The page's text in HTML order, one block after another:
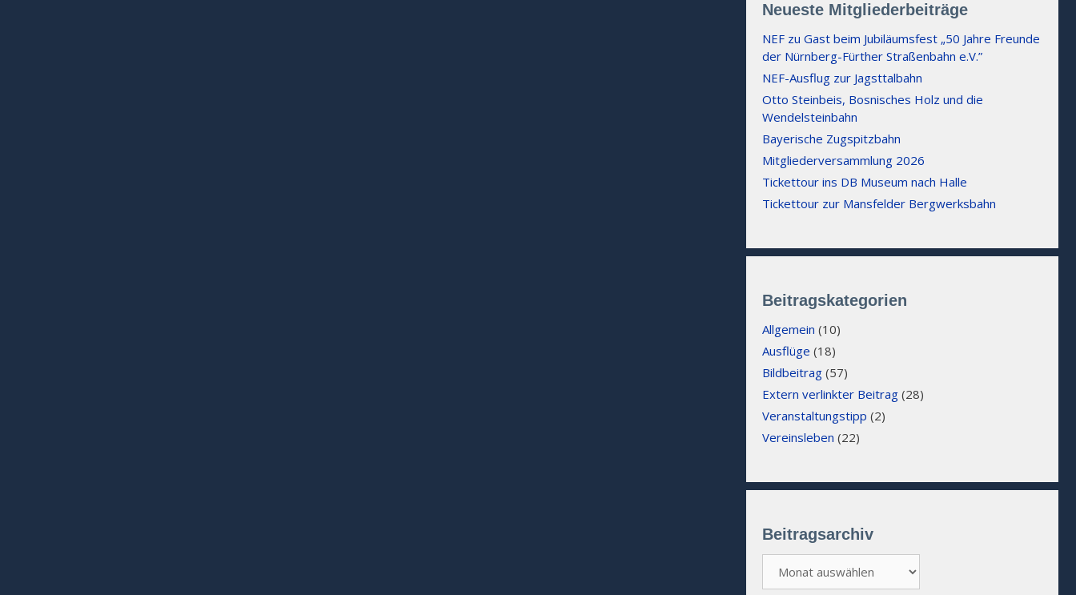
Neueste Mitgliederbeiträge
NEF zu Gast beim Jubiläumsfest „50 Jahre Freunde
der Nürnberg-Fürther Straßenbahn e.V.”
NEF-Ausflug zur Jagsttalbahn
Otto Steinbeis, Bosnisches Holz und die
Wendelsteinbahn
Bayerische Zugspitzbahn
Mitgliederversammlung 2026
Tickettour ins DB Museum nach Halle
Tickettour zur Mansfelder Bergwerksbahn
Beitragskategorien
Allgemein (10)
Ausflüge (18)
Bildbeitrag (57)
Extern verlinkter Beitrag (28)
Veranstaltungstipp (2)
Vereinsleben (22)
Beitragsarchiv